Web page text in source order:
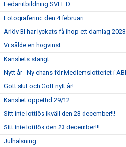
Ledarutbildning SVFF D
Fotografering den 4 februari
Arlöv BI har lyckats få ihop ett damlag 2023
Vi sålde en högvinst
Kansliets stängt
Nytt år - Ny chans för Medlemslotteriet i ABI
Gott slut och Gott nytt år!
Kansliet öppettid 29/12
Sitt inte lottlös ikväll den 23 december!!!
Sitt inte lottlös den 23 december!!!
Julhälsning